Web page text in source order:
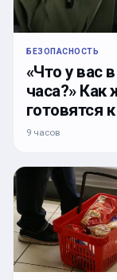
БЕЗОПАСНОСТЬ
«Что у вас
часа?» Как
готовятся
9 часов